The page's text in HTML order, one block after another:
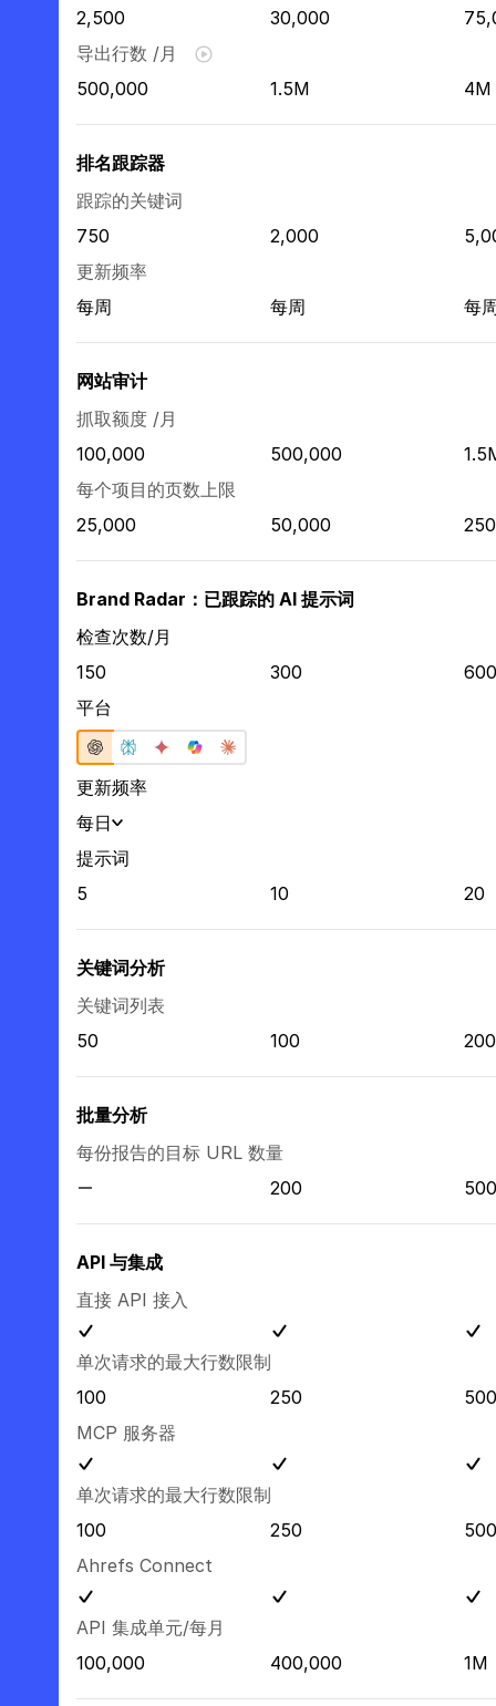
2,500 30,000
导出行数 /月
500,000
1.5M 4M
排名跟踪器
跟踪的关键词
750
2,000
更新频率
每周
每周 每
网站审计
抓取额度 /月
100,000
500,000
每个项目的页数上限
25,000
50,000
Brand Radar：已跟踪的 AI 提示词
检查次数/月
150
300
600
平台
更新频率
每日
提示词
5
10 20
关键词分析
关键词列表
50
100 200
批量分析
每份报告的目标 URL 数量
200
500
API 与集成
直接 API 接入
单次请求的最大行数限制
100
250
500
MCP 服务器
单次请求的最大行数限制
100
250
500
Ahrefs Connect
API 集成单元/每月
100,000
400,000 1M